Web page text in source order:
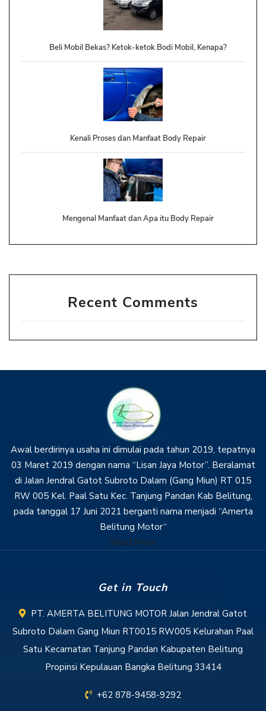
Beli Mobil Bekas? Ketok-ketok Bodi Mobil, Kenapa?
Kenali Proses dan Manfaat Body Repair
Mengenal Manfaat dan Apa itu Body Repair
Recent Comments
Awal berdirinya usaha ini dimulai pada tahun 2019, tepatnya
03 Maret 2019 dengan nama “Lisan Jaya Motor”. Beralamat
di Jalan Jendral Gatot Subroto Dalam (Gang Miun) RT 015
RW 005 Kel. Paal Satu Kec. Tanjung Pandan Kab Belitung,
pada tanggal 17 Juni 2021 berganti nama menjadi “Amerta
Belitung Motor“
Read More
Get in Touch
PT. AMERTA BELITUNG MOTOR Jalan Jendral Gatot
Subroto Dalam Gang Miun RT0015 RW005 Kelurahan Paal
Satu Kecamatan Tanjung Pandan Kabupaten Belitung
Propinsi Kepulauan Bangka Belitung 33414
+62 878-9458-9292